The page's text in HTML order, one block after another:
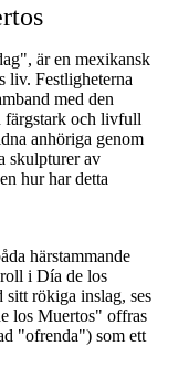
är en mexikansk
liv. Festligheterna
med den
färgstark och livfull
anhöriga genom
skulpturer av
hur har detta
härstammande
i Día de los
rökiga inslag, ses
los Muertos" offras
"ofrenda") som ett